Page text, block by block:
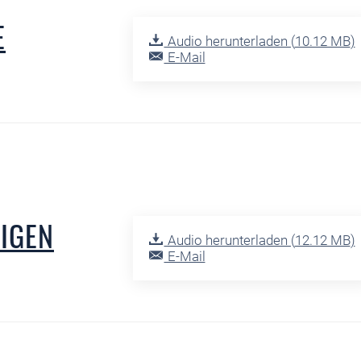
Audio herunterladen (10.12 MB)
E-Mail
Audio herunterladen (12.12 MB)
E-Mail